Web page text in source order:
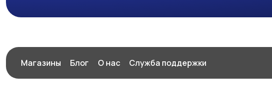
Магазины Блог О нас Служба поддержки